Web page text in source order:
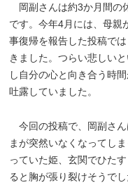
岡副さんは約3か月間の
です。今年4月には、母親
事復帰を報告した投稿で
きました。つらい悲しい
し自分の心と向き合う時
吐露していました。
今回の投稿で、岡副さん
まが突然いなくなってし
っていた姫、玄関でひた
ると胸が張り裂けそうでし